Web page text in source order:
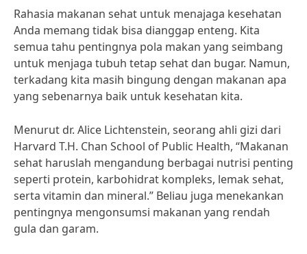
Rahasia makanan sehat untuk menajaga kesehatan
Anda memang tidak bisa dianggap enteng. Kita
semua tahu pentingnya pola makan yang seimbang
untuk menjaga tubuh tetap sehat dan bugar. Namun,
terkadang kita masih bingung dengan makanan apa
yang sebenarnya baik untuk kesehatan kita.
Menurut dr. Alice Lichtenstein, seorang ahli gizi dari
Harvard T.H. Chan School of Public Health, “Makanan
sehat haruslah mengandung berbagai nutrisi penting
seperti protein, karbohidrat kompleks, lemak sehat,
serta vitamin dan mineral.” Beliau juga menekankan
pentingnya mengonsumsi makanan yang rendah
gula dan garam.